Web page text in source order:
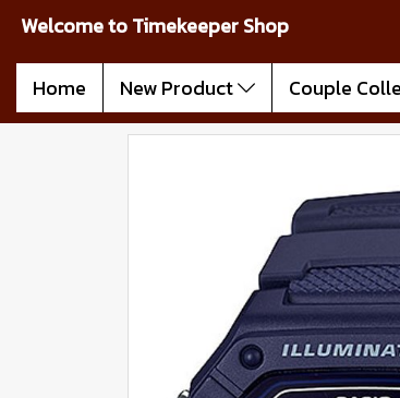
Welcome to Timekeeper Shop
Home New Product Couple